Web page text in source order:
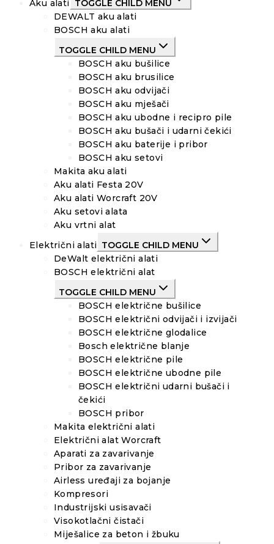
Aku alati TOGGLE CHILD MENU
DEWALT aku alati
BOSCH aku alati
TOGGLE CHILD MENU
BOSCH aku bušilice
BOSCH aku brusilice
BOSCH aku odvijači
BOSCH aku mješači
BOSCH aku ubodne i recipro pile
BOSCH aku bušači i udarni čekići
BOSCH aku baterije i pribor
BOSCH aku setovi
Makita aku alati
Aku alati Festa 20V
Aku alati Worcraft 20V
Aku setovi alata
Aku vrtni alat
Električni alati TOGGLE CHILD MENU
DeWalt električni alati
BOSCH električni alat
TOGGLE CHILD MENU
BOSCH električne bušilice
BOSCH električni odvijači i izvijači
BOSCH električne glodalice
Bosch električne blanje
BOSCH električne pile
BOSCH električne ubodne pile
BOSCH električni udarni bušači i
čekići
BOSCH pribor
Makita električni alati
Električni alat Worcraft
Aparati za zavarivanje
Pribor za zavarivanje
Airless uređaji za bojanje
Kompresori
Industrijski usisavači
Visokotlačni čistači
Miješalice za beton i žbuku